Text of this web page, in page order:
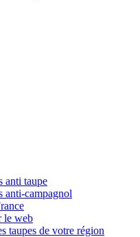
anti taupe
anti-campagnol
le web
taupes de votre région